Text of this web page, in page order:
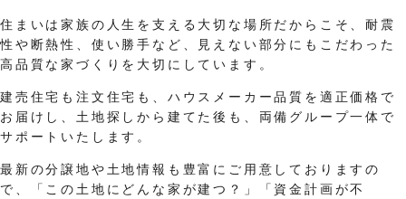
住まいは家族の人生を支える大切な場所だからこそ、耐震
性や断熱性、使い勝手など、見えない部分にもこだわった
高品質な家づくりを大切にしています。
建売住宅も注文住宅も、ハウスメーカー品質を適正価格で
お届けし、土地探しから建てた後も、両備グループ一体で
サポートいたします。
最新の分譲地や土地情報も豊富にご用意しておりますの
で、「この土地にどんな家が建つ？」「資金計画が不